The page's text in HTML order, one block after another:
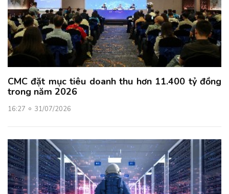
CMC đặt mục tiêu doanh thu hơn 11.400 tỷ đồng
trong năm 2026
16:27 31/07/2026